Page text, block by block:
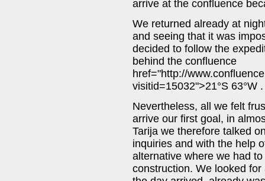
arrive at the confluence
We returned already at
and seeing that it was
decided to follow the
behind the confluence
href="http://
visitid=15032">21°S 63°W .
Nevertheless, all we felt
arrive our first goal, in
Tarija we therefore talked
inquiries and with the help
alternative where we had
construction. We looked